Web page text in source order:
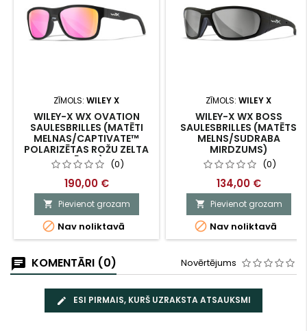
ZĪMOLS: WILEY X
WILEY-X WX OVATION
SAULESBRILLES (MATĒTI
MELNAS/CAPTIVATE™
POLARIZĒTAS ROŽU ZELTA
LĒCAS) (0)
190,00 €
 Pievienot grozam
 Nav noliktavā
ZĪMOLS: WILEY X
WILEY-X WX BOSS
SAULESBRILLES (MATĒTS
MELNS/SUDRABA
MIRDZUMS)
(0)
134,00 €
 Pievienot grozam
 Nav noliktavā
KOMENTĀRI (0) Novērtējums
ESI PIRMAIS, KURŠ UZRAKSTA ATSAUKSMI